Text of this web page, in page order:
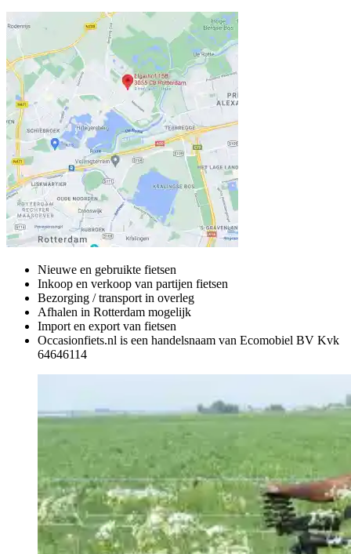
Nieuwe en gebruikte fietsen
Inkoop en verkoop van partijen fietsen
Bezorging / transport in overleg
Afhalen in Rotterdam mogelijk
Import en export van fietsen
Occasionfiets.nl is een handelsnaam van Ecomobiel BV Kvk
64646114